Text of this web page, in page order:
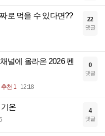
로 먹을 수 있다면?? 22
댓글
널에 올라온 2026 펜
추천 1 12:18
0
댓글
온 4
댓글